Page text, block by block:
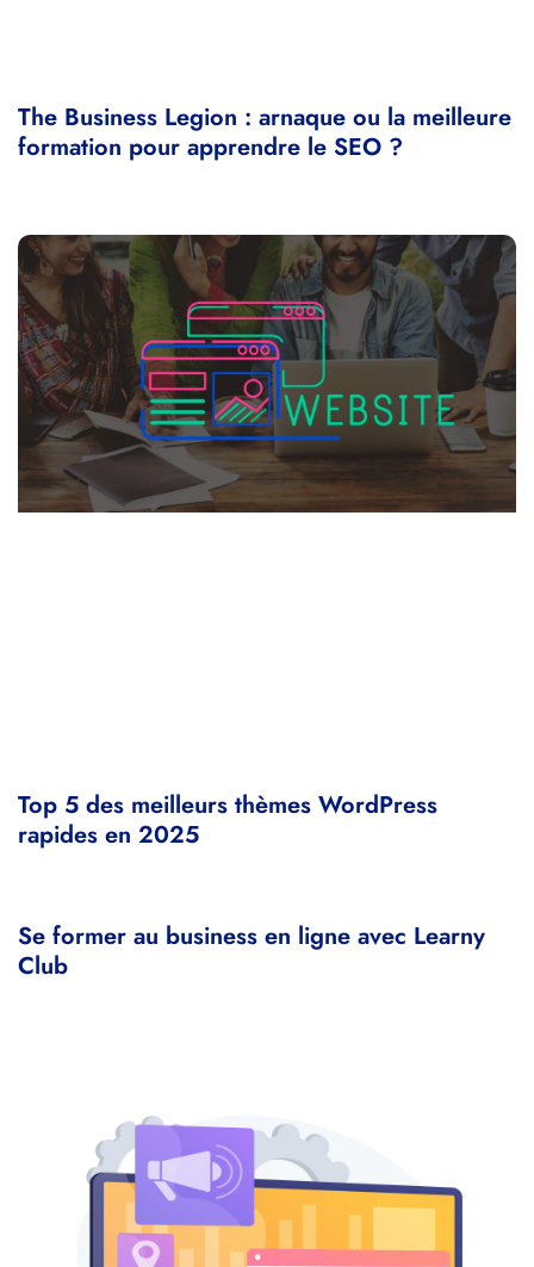
The Business Legion : arnaque ou la meilleure
formation pour apprendre le SEO ?
Top 5 des meilleurs thèmes WordPress
rapides en 2025
Se former au business en ligne avec Learny
Club